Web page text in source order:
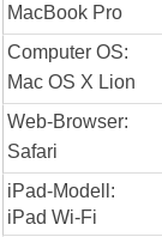
MacBook Pro
Computer OS:
Mac OS X Lion
Web-Browser:
Safari
iPad-Modell:
iPad Wi-Fi